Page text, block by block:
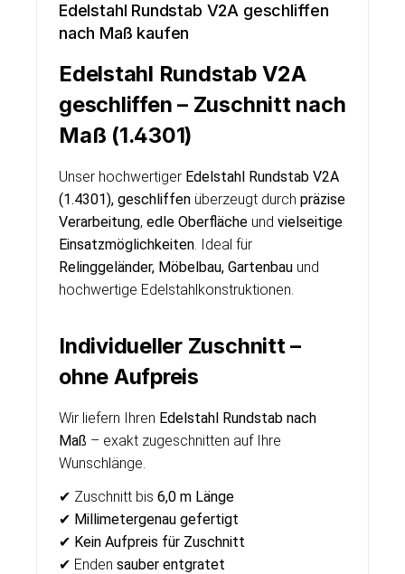
Edelstahl Rundstab V2A geschliffen
nach Maß kaufen
Edelstahl Rundstab V2A
geschliffen – Zuschnitt nach
Maß (1.4301)
Unser hochwertiger Edelstahl Rundstab V2A
(1.4301), geschliffen überzeugt durch präzise
Verarbeitung, edle Oberfläche und vielseitige
Einsatzmöglichkeiten. Ideal für
Relinggeländer, Möbelbau, Gartenbau und
hochwertige Edelstahlkonstruktionen.
Individueller Zuschnitt –
ohne Aufpreis
Wir liefern Ihren Edelstahl Rundstab nach
Maß – exakt zugeschnitten auf Ihre
Wunschlänge.
✔ Zuschnitt bis 6,0 m Länge
✔ Millimetergenau gefertigt
✔ Kein Aufpreis für Zuschnitt
✔ Enden sauber entgratet